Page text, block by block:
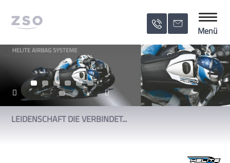
MenüMenü
LEIDENSCHAFT DIE VERBINDET...